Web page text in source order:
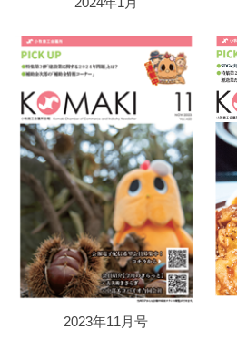
2024年1月
2023年11月号